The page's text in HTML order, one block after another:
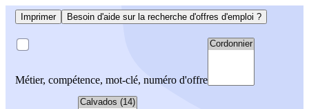
Imprimer Besoin d'aide sur la recherche d'offres d'emploi ?
Métier, compétence, mot-clé, numéro d'offre